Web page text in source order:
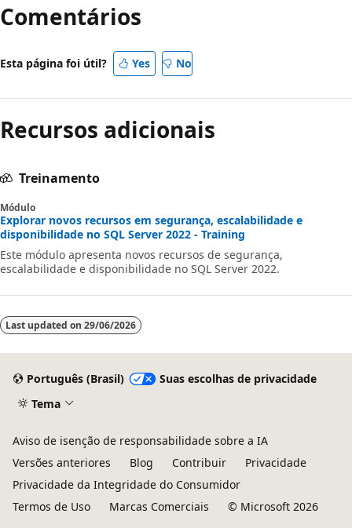
Comentários
Esta página foi útil? Yes No
Recursos adicionais
Treinamento
Módulo
Explorar novos recursos em segurança, escalabilidade e
disponibilidade no SQL Server 2022 - Training
Este módulo apresenta novos recursos de segurança,
escalabilidade e disponibilidade no SQL Server 2022.
Last updated on 29/06/2026
Português (Brasil)
Suas escolhas de privacidade
Tema
Aviso de isenção de responsabilidade sobre a IA
Versões anteriores
Blog Contribuir
Privacidade
Privacidade da Integridade do Consumidor
Termos de Uso
Marcas Comerciais © Microsoft 2026